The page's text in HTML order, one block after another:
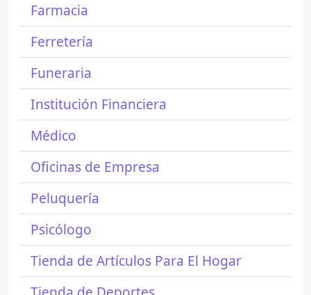
Farmacia
Ferretería
Funeraria
Institución Financiera
Médico
Oficinas de Empresa
Peluquería
Psicólogo
Tienda de Artículos Para El Hogar